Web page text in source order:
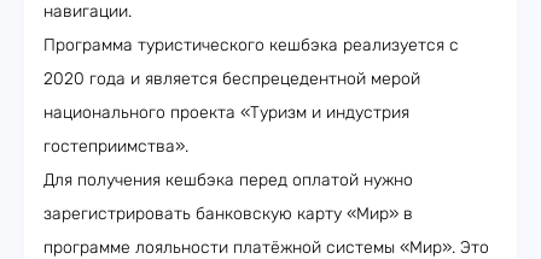
навигации.
Программа туристического кешбэка реализуется с
2020 года и является беспрецедентной мерой
национального проекта «Туризм и индустрия
гостеприимства».
Для получения кешбэка перед оплатой нужно
зарегистрировать банковскую карту «Мир» в
программе лояльности платёжной системы «Мир». Это